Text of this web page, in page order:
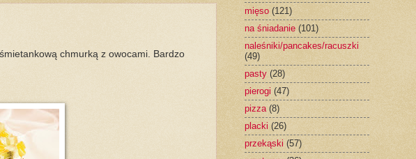
chmurką z owocami. Bardzo
mięso (121)
na śniadanie (101)
naleśniki/pancakes/racuszki
(49)
pasty (28)
pierogi (47)
pizza (8)
placki (26)
przekąski (57)